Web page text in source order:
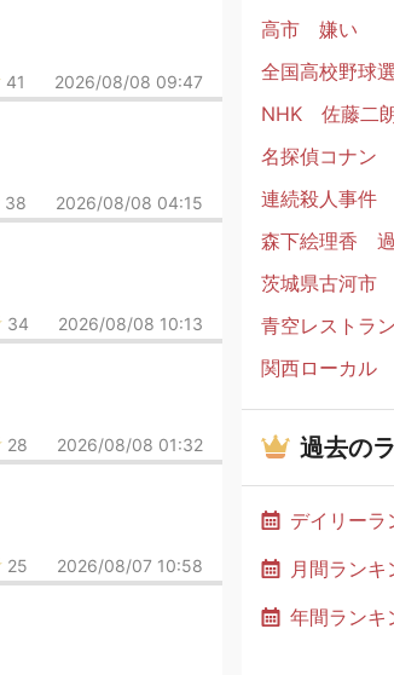
41 2026/08/08 09:47
38 2026/08/08 04:15
34 2026/08/08 10:13
28 2026/08/08 01:32
25 2026/08/07 10:58
高市
嫌い
全国高校野球
NHK
佐藤二
名探偵コナン
連続殺人事件
森下絵理香
茨城県古河市
青空レストラン
関西ローカル
過去の
デイリーラ
月間ランキ
年間ランキ